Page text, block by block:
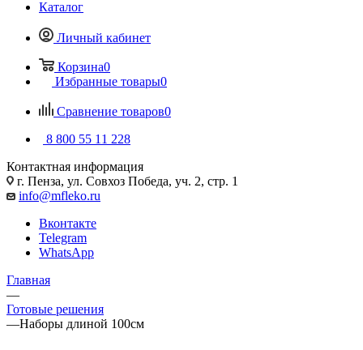
Каталог
Личный кабинет
Корзина0
Избранные товары0
Сравнение товаров0
8 800 55 11 228
Контактная информация
г. Пенза, ул. Совхоз Победа, уч. 2, стр. 1
info@mfleko.ru
Вконтакте
Telegram
WhatsApp
Главная
—
Готовые решения
—Наборы длиной 100см